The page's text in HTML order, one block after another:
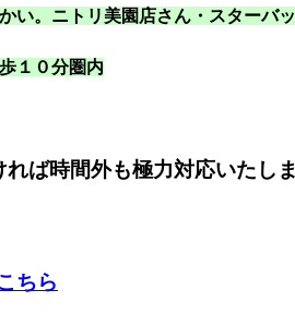
い。ニトリ美園店さん・スター
１０分圏内
ば時間外も極力対応いたし
ちら